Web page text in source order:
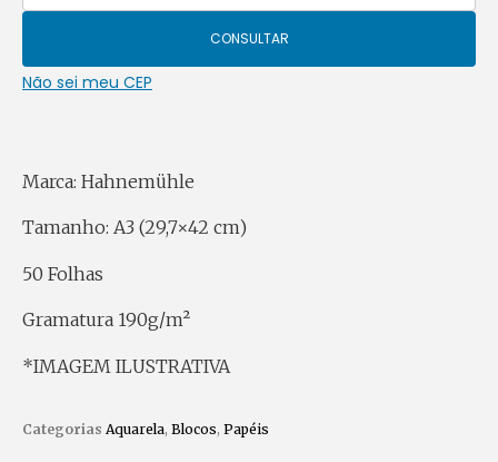
CONSULTAR
Não sei meu CEP
Marca: Hahnemühle
Tamanho: A3 (29,7×42 cm)
50 Folhas
Gramatura 190g/m²
*IMAGEM ILUSTRATIVA
Categorias Aquarela, Blocos, Papéis